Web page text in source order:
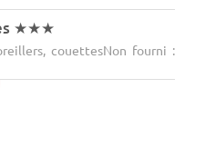
★★★
couettesNon fourni :